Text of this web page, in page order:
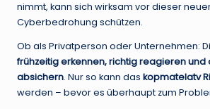
nimmt, kann sich wirksam vor dieser
Cyberbedrohung schützen.
Ob als Privatperson oder Unternehmen:
frühzeitig erkennen, richtig reagieren und
absichern. Nur so kann das kopmatelatv
werden – bevor es überhaupt zum